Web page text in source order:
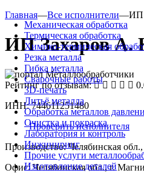
Механическая обработка
Термическая обработка
Химико-термическая
Резка металла
Гибка металла
Сварочные работы
3D-печать
Литьё металла
Обработка металлов
Очистка и покраска
Лаборатория и контроль
Инжиниринг
Прочие услуги
Изготовление деталей
Главная—Все исполнители—ИП
ИП Захаров А.
Рейтинг по отзывам:
ИНН: 744611251480
Проверить исполнителя
Производство: Челябинская
Офис: Челябинская обл., г.